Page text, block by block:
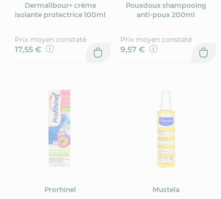
Dermalibour+ crème
isolante protectrice 100ml
Prix moyen constaté
17,55 €
Pouxdoux shampooing
anti-poux 200ml
Prix moyen constaté
9,57 €
Prorhinel
Mustela